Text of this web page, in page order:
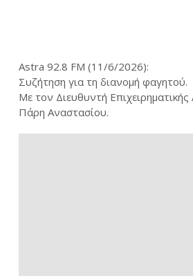
Astra 92.8 FM (11/6/2026):
Συζήτηση για τη διανομή φαγητού.
Με τον Διευθυντή
Πάρη Αναστασίου.